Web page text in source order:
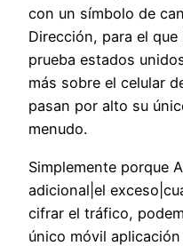
con un símbolo de
Dirección, para el
prueba estados
más sobre el celular
pasan por alto su
menudo.
Simplemente porque
adicional|el
cifrar el tráfico,
único móvil